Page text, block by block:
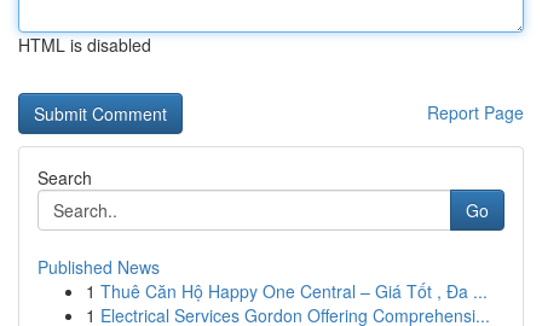
HTML is disabled
Report Page
Search
Go
Published News
1 Thuê Căn Hộ Happy One Central – Giá Tốt , Đa ...
1 Electrical Services Gordon Offering Comprehensi...